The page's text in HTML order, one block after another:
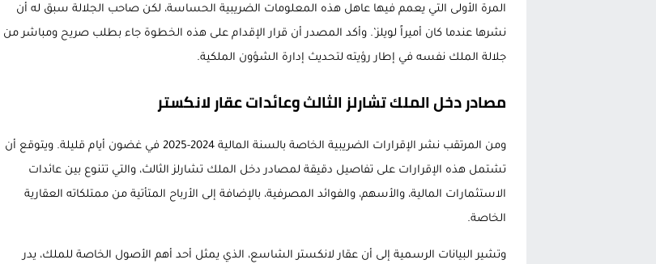
المرة الأولى التي يعمم فيها عاهل هذه المعلومات الضريبية الحساسة، لكن صاحب الجلالة سبق له أن
نشرها عندما كان أميراً لويلز’. وأكد المصدر أن قرار الإقدام على هذه الخطوة جاء بطلب صريح ومباشر من
جلالة الملك نفسه في إطار رؤيته لتحديث إدارة الشؤون الملكية.
مصادر دخل الملك تشارلز الثالث وعائدات عقار لانكستر
ومن المرتقب نشر الإقرارات الضريبية الخاصة بالسنة المالية 2024-2025 في غضون أيام قليلة. ويتوقع أن
تشتمل هذه الإقرارات على تفاصيل دقيقة لمصادر دخل الملك تشارلز الثالث، والتي تتنوع بين عائدات
الاستثمارات المالية، والأسهم، والفوائد المصرفية، بالإضافة إلى الأرباح المتأتية من ممتلكاته العقارية
الخاصة.
وتشير البيانات الرسمية إلى أن عقار لانكستر الشاسع، الذي يمثل أحد أهم الأصول الخاصة للملك، يدر